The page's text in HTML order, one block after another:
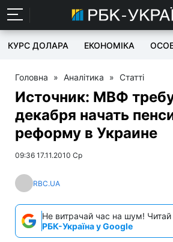
КУРС ДОЛАРА ЕКОНОМІКА
Головна » Аналітика » Статті
Источник: МВФ
декабря начать
реформу в Украине
09:36 17.11.2010 Ср
RBC.UA
Не витрачай час на шум! Читай
РБК-Україна у Google